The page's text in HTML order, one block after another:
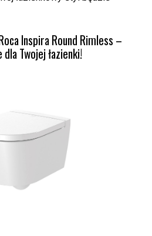
Inspira Round Rimless –
Twojej łazienki!